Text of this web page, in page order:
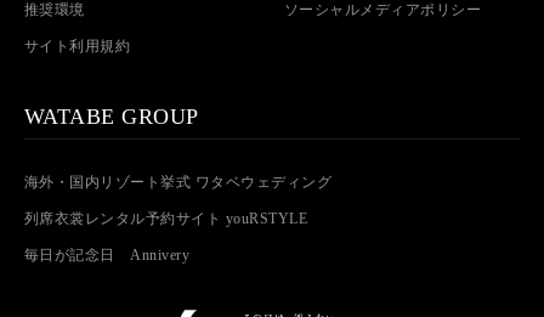
推奨環境 ソーシャルメディアポリシー
サイト利用規約
WATABE GROUP
海外・国内リゾート挙式 ワタベウェディング
列席衣裳レンタル予約サイト youRSTYLE
毎日が記念日 Annivery